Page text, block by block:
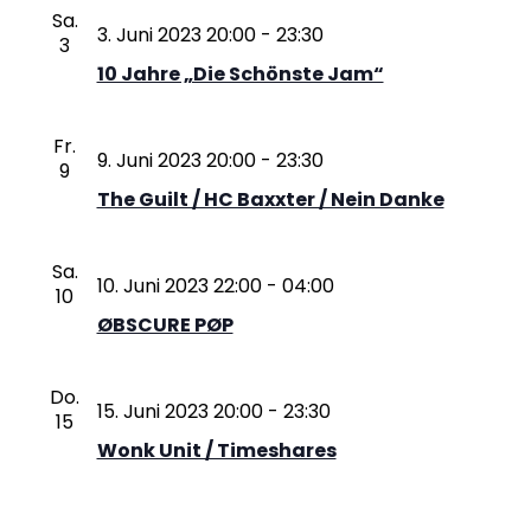
Sa.
3
10 Jahre „Die Schönste Jam“
3. Juni 2023 20:00- 23:30
Fr.
9
The Guilt / HC Baxxter / Nein Danke
9. Juni 2023 20:00- 23:30
Sa.
10
ØBSCURE PØP
10. Juni 2023 22:00- 04:00
Do.
15
Wonk Unit / Timeshares
15. Juni 2023 20:00- 23:30